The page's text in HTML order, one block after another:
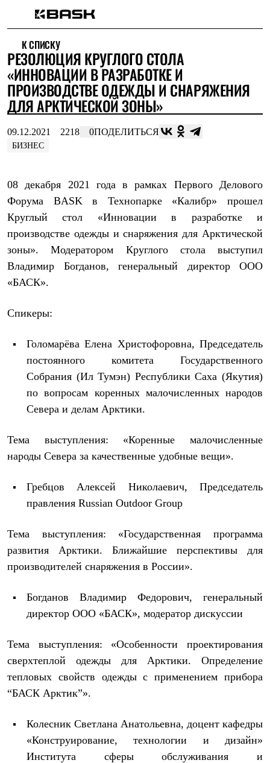
Интернет-магазин
Мужская одежда
Утепленная пухом
Куртки
Брюки
Жилеты
Комбинезоны
Куртки
Брюки
Брюки
Куртки
Брюки
Куртки
Брюки
Жилеты
Термобелье
Теплое термобелье
Легкое термобелье
Лёгкая одежда
Рубашки
Брюки
Шорты
Женская одежда
Утепленная пухом
Куртки
Жилеты
Утепленная синтетикой
Куртки
Штормовая одежда
Куртки
Софтшелл одежда
Лёгкая одежда
Рубашки
Толстовки
Термобелье
Среднее термобелье
Флисовая одежда
Брюки
Детская одежда
Утепленная пухом
Комбинезоны
Брюки
Комбинезоны
Куртки
К СПИСКУ
РЕЗОЛЮЦИЯ КРУГЛОГО СТОЛА
«ИННОВАЦИИ В РАЗРАБОТКЕ И
ПРОИЗВОДСТВЕ ОДЕЖДЫ И СНАРЯЖЕНИЯ
ДЛЯ АРКТИЧЕСКОЙ ЗОНЫ»
09.12.2021 2218 0ПОДЕЛИТЬСЯ
БИЗНЕС
08 декабря 2021 года в рамках Первого Делового
Форума BASK в Технопарке «Калибр» прошел
Круглый стол «Инновации в разработке и
производстве одежды и снаряжения для Арктической
зоны». Модератором Круглого стола выступил
Владимир Богданов, генеральный директор ООО
«БАСК».
Спикеры:
Голомарёва Елена Христофоровна, Председатель
постоянного комитета Государственного
Собрания (Ил Тумэн) Республики Саха (Якутия)
по вопросам коренных малочисленных народов
Севера и делам Арктики.
Тема выступления: «Коренные малочисленные
народы Севера за качественные удобные вещи».
Гребцов Алексей Николаевич, Председатель
правления Russian Outdoor Group
Тема выступления: «Государственная программа
развития Арктики. Ближайшие перспективы для
производителей снаряжения в России».
Богданов Владимир Федорович, генеральный
директор ООО «БАСК», модератор дискуссии
Тема выступления: «Особенности проектирования
сверхтеплой одежды для Арктики. Определение
тепловых свойств одежды с применением прибора
“БАСК Арктик”».
Колесник Светлана Анатольевна, доцент кафедры
«Конструирование, технологии и дизайн»
Института сферы обслуживания и